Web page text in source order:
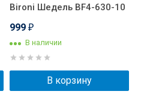
Bironi Шедель BF4-630-10
999 ₽
В наличии
В корзину